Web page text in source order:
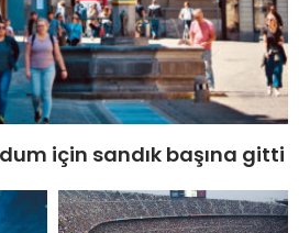
için sandık başına gitti